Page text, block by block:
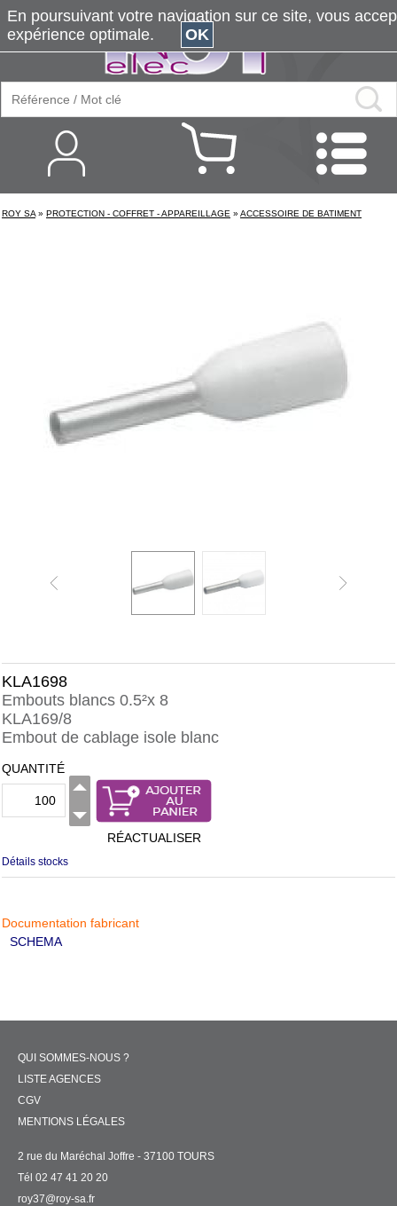
ROY SA » PROTECTION - COFFRET - APPAREILLAGE » ACCESSOIRE DE BATIMENT
KLA1698
Embouts blancs 0.5²x 8
KLA169/8
Embout de cablage isole blanc
QUANTITÉ
RÉACTUALISER
Détails stocks
Documentation fabricant
SCHEMA
QUI SOMMES-NOUS ?
LISTE AGENCES
CGV
MENTIONS LÉGALES
2 rue du Maréchal Joffre - 37100 TOURS
Tél 02 47 41 20 20
roy37@roy-sa.fr
En poursuivant votre navigation sur ce site, vous
expérience optimale.
OK